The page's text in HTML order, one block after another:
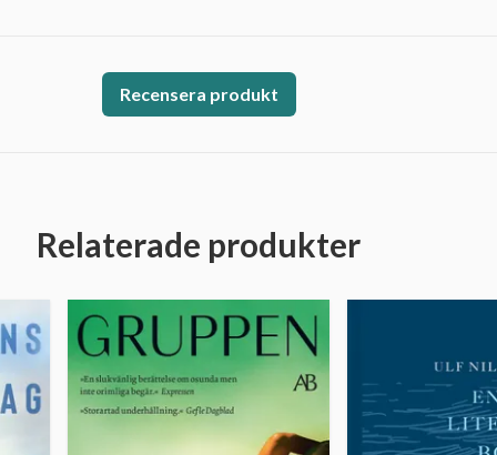
Recensera produkt
Relaterade produkter